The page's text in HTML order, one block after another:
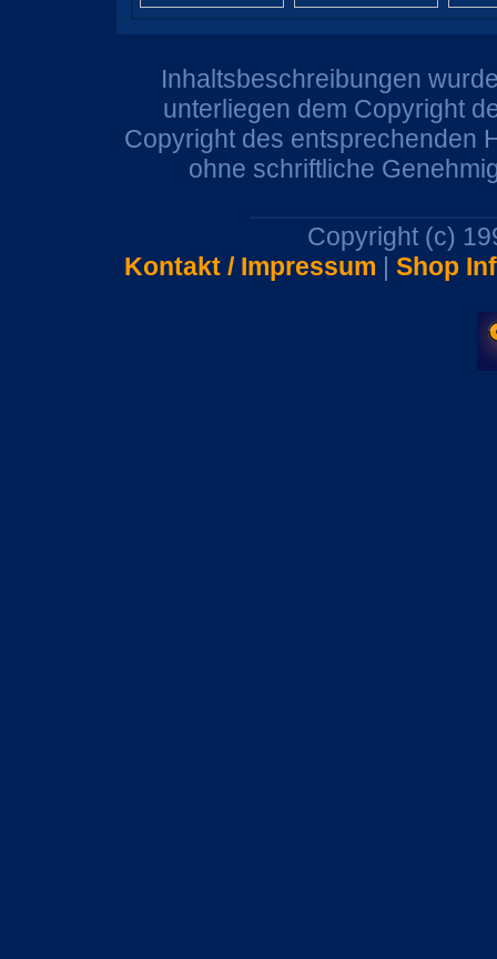
Inhaltsbeschreibungen
unterliegen dem Copyright
Copyright des entsprechenden
ohne schriftliche
Copyright (c)
Kontakt / Impressum | Shop